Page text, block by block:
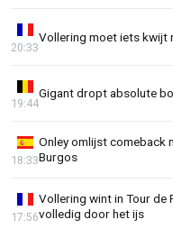
Vollering moet iets kwijt
20:33
Gigant dropt absolute
19:44
Onley omlijst comeback
Burgos
18:33
Vollering wint in Tour de
volledig door het ijs
17:56